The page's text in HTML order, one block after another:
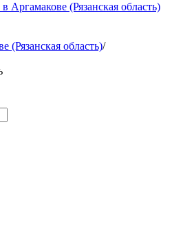
Аргамакове (Рязанская область)
(Рязанская область)/